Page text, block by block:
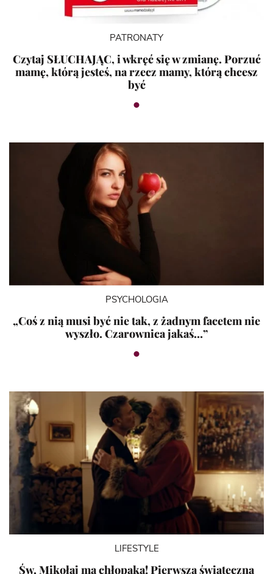
PATRONATY
Czytaj SŁUCHAJĄC, i wkręć się w zmianę. Porzuć
mamę, którą jesteś, na rzecz mamy, którą chcesz
być
PSYCHOLOGIA
„Coś z nią musi być nie tak, z żadnym facetem nie
wyszło. Czarownica jakaś…”
LIFESTYLE
Św. Mikołaj ma chłopaka! Pierwsza świąteczna